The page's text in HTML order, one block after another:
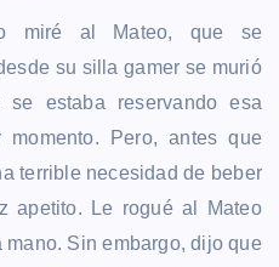
miré al Mateo, que se
su silla gamer se murió
estaba reservando esa
Pero, antes que
terrible necesidad de beber
apetito. Le rogué al Mateo
Sin embargo, dijo que